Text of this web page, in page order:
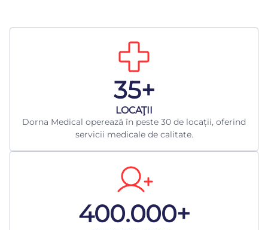
35+
LOCAŢII
Dorna Medical operează în peste 30 de locații, oferind
servicii medicale de calitate.
400.000+